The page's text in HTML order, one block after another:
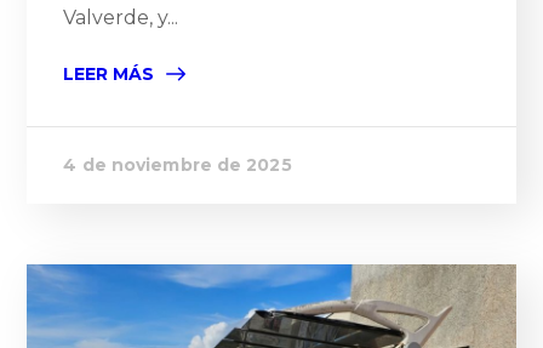
Valverde, y...
LEER MÁS
4 de noviembre de 2025